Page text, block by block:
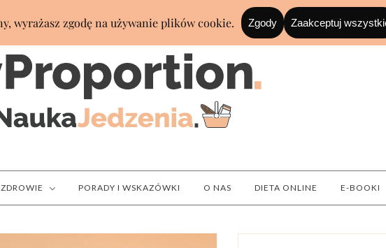
ZDROWIE PORADY I WSKAZÓWKI O NAS DIETA ONLINE E-BOOKI